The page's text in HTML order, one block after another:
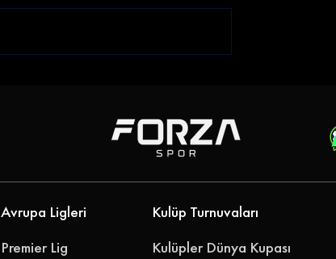
Demirspor: 4-4
Avrupa Ligleri
Premier Lig
Kulüp Turnuvaları
Kulüpler Dünya Kupası